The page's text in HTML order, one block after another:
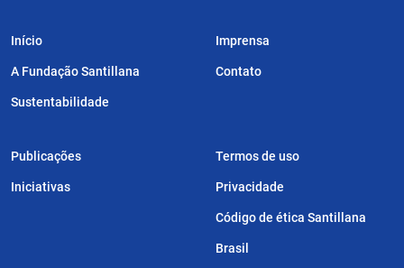
Início
A Fundação Santillana
Sustentabilidade
Publicações
Iniciativas
Imprensa
Contato
Termos de uso
Privacidade
Código de ética Santillana
Brasil